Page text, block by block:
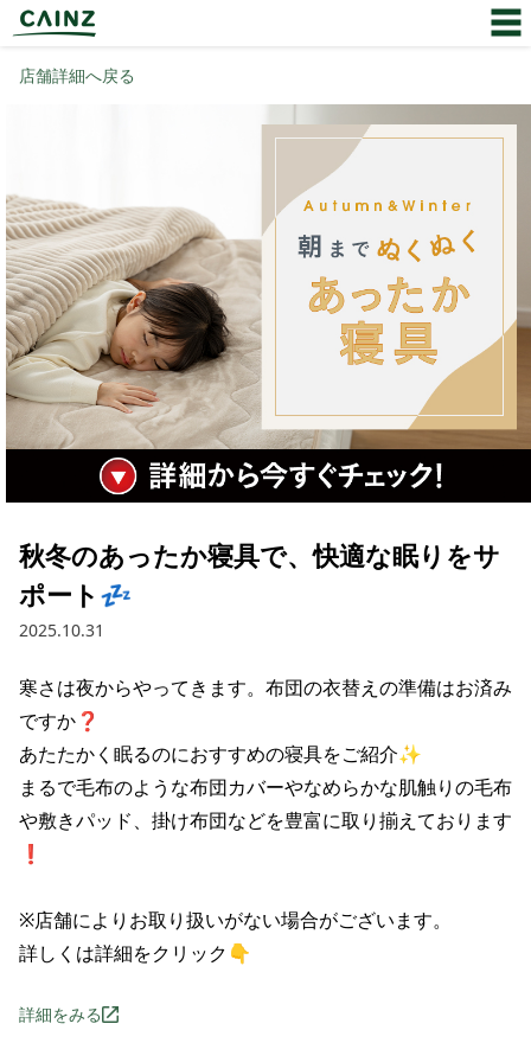
店舗詳細へ戻る
秋冬のあったか寝具で、快適な眠りをサ
ポート💤
2025.10.31
寒さは夜からやってきます。布団の衣替えの準備はお済み
ですか❓
あたたかく眠るのにおすすめの寝具をご紹介✨
まるで毛布のような布団カバーやなめらかな肌触りの毛布
や敷きパッド、掛け布団などを豊富に取り揃えております
❗
※店舗によりお取り扱いがない場合がございます。
詳しくは詳細をクリック👇
詳細をみる